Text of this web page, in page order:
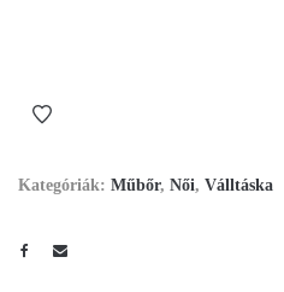
Kategóriák: Műbőr, Női, Válltáska